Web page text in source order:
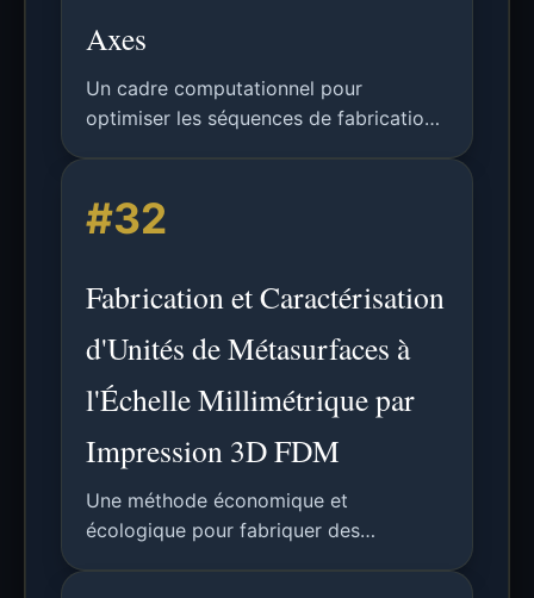
Axes
Un cadre computationnel pour
optimiser les séquences de fabrication
de pseudo-temps continu et une
optimisation basée sur le gradient.
#32
Fabrication et Caractérisation
d'Unités de Métasurfaces à
l'Échelle Millimétrique par
Impression 3D FDM
Une méthode économique et
écologique pour fabriquer des